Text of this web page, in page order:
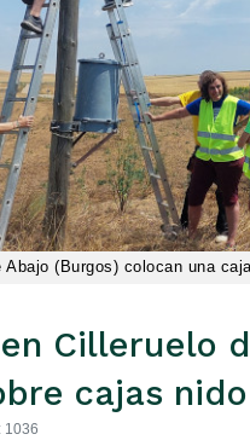
Abajo (Burgos) colocan una
Cilleruelo
cajas
1036